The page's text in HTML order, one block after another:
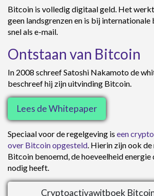
Bitcoin is volledig digitaal geld. Het
geen landsgrenzen en is bij internationale
snel als e-mail.
Ontstaan van Bitcoin
In 2008 schreef Satoshi Nakamoto de
beschreef hij zijn uitvinding Bitcoin.
Lees de Whitepaper
Speciaal voor de regelgeving is een
over Bitcoin opgesteld. Hierin zijn ook
Bitcoin benoemd, de hoeveelheid
nodig heeft.
Cryptoactivawitboek